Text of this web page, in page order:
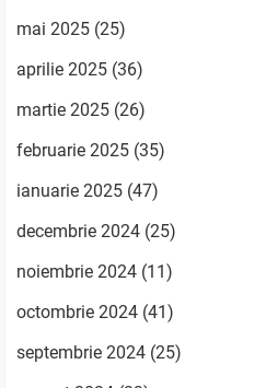
mai 2025 (25)
aprilie 2025 (36)
martie 2025 (26)
februarie 2025 (35)
ianuarie 2025 (47)
decembrie 2024 (25)
noiembrie 2024 (11)
octombrie 2024 (41)
septembrie 2024 (25)